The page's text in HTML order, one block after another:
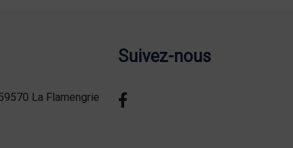
La Flamengrie
Suivez-nous